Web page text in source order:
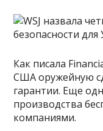
Как писала
США оружейную
гарантии. Еще
производства
компаниями.